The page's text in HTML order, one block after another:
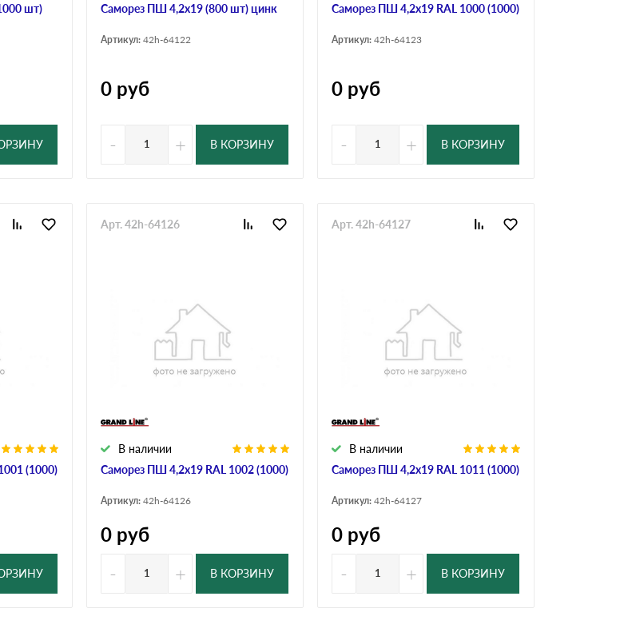
шт)
Саморез ПШ 4,2х19 (800 шт) цинк
Артикул: 42h-64122
0 руб
- + В КОРЗИНУ
Саморез ПШ 4,2х19 RAL 1000 (1000)
Артикул: 42h-64123
0 руб
- + В КОРЗИНУ
(1000) Саморез ПШ 4,2х19 RAL 1002 (1000)
В наличии
Арт. 42h-64126
Артикул: 42h-64126
0 руб
-
+ В КОРЗИНУ
Саморез ПШ 4,2х19 RAL 1011 (1000)
В наличии
Арт. 42h-64127
Артикул: 42h-64127
0 руб
-
+ В КОРЗИНУ